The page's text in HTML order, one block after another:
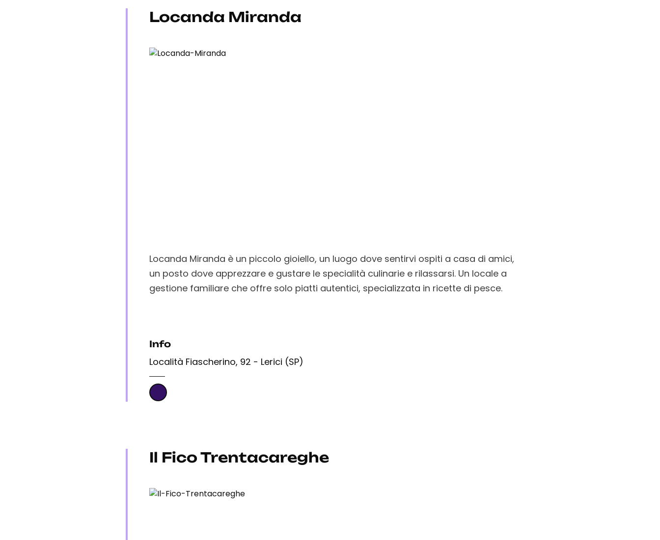
Locanda Miranda
Locanda Miranda è un piccolo gioiello, un luogo dove sentirvi ospiti a casa di amici,
un posto dove apprezzare e gustare le specialità culinarie e rilassarsi. Un locale a
gestione familiare che offre solo piatti autentici, specializzata in ricette di pesce.
Info
Località Fiascherino, 92 - Lerici (SP)
Il Fico Trentacareghe